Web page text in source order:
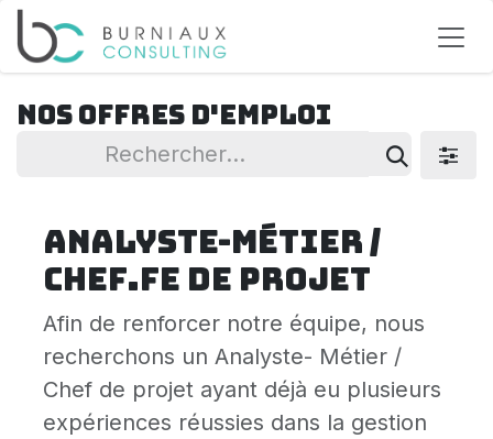
Se rendre au contenu
Nos offres d'emploi
Analyste-Métier /
Chef.fe de projet
Afin de renforcer notre équipe, nous
recherchons un Analyste- Métier /
Chef de projet ayant déjà eu plusieurs
expériences réussies dans la gestion